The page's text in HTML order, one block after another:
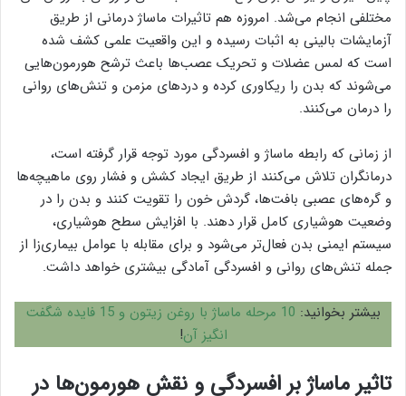
مختلفی انجام می‌شد. امروزه هم تاثیرات ماساژ درمانی از طریق
آزمایشات بالینی به اثبات رسیده و این واقعیت علمی کشف شده
است که لمس عضلات و تحریک عصب‌ها باعث ترشح هورمون‌هایی
می‌شوند که بدن را ریکاوری کرده و دردهای مزمن و تنش‌های روانی
را درمان می‌کنند.
از زمانی که رابطه ماساژ و افسردگی مورد توجه قرار گرفته است،
درمانگران تلاش می‌کنند از طریق ایجاد کشش و فشار روی ماهیچه‌ها
و گره‌های عصبی بافت‌ها، گردش خون را تقویت کنند و بدن را در
وضعیت هوشیاری کامل قرار دهند. با افزایش سطح هوشیاری،
سیستم ایمنی بدن فعال‌تر می‌شود و برای مقابله با عوامل بیماری‌زا از
جمله تنش‌های روانی و افسردگی آمادگی بیشتری خواهد داشت.
بیشتر بخوانید:
10 مرحله ماساژ با روغن زیتون و 15 فایده شگفت
انگیز آن!
تاثیر ماساژ بر افسردگی و نقش هورمون‌ها در